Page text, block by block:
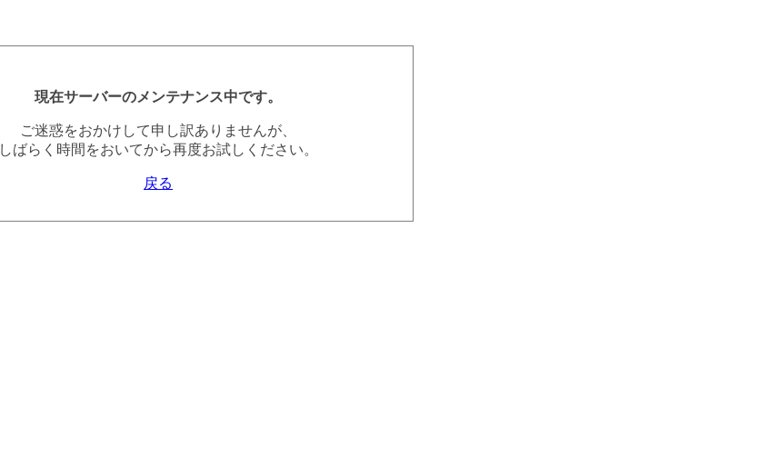
現在サーバーのメンテナンス中です。
ご迷惑をおかけして申し訳ありませんが、
しばらく時間をおいてから再度お試しください。
戻る